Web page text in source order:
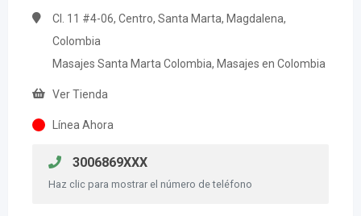
Cl. 11 #4-06, Centro, Santa Marta, Magdalena,
Colombia
Masajes Santa Marta Colombia, Masajes en Colombia
Ver Tienda
Línea Ahora
3006869XXX
Haz clic para mostrar el número de teléfono